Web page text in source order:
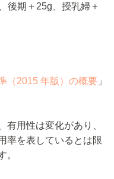
後期＋25g、授乳婦＋
（2015 年版）の概要 」
有用性は変化があり、
率を表しているとは限
。